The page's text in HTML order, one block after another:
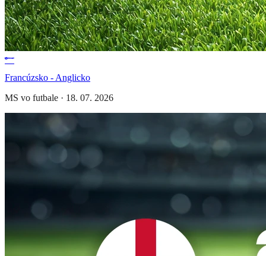
Francúzsko - Anglicko
MS vo futbale · 18. 07. 2026